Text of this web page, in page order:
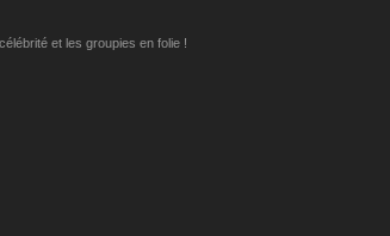
et les groupies en folie !